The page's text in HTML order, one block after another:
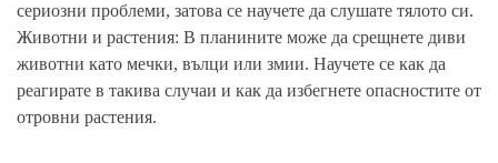
сериозни проблеми, затова се научете да слушате тялото си.
Животни и растения: В планините може да срещнете диви
животни като мечки, вълци или змии. Научете се как да
реагирате в такива случаи и как да избегнете опасностите от
отровни растения.